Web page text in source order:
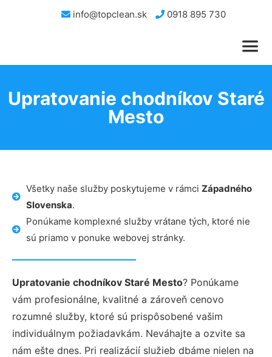
info@topclean.sk 0918 895 730
Upratovanie chodníkov Staré
Mesto
Všetky naše služby poskytujeme v rámci Západného
Slovenska.
Ponúkame komplexné služby vrátane tých, ktoré nie
sú priamo v ponuke webovej stránky.
Upratovanie chodníkov Staré Mesto? Ponúkame
vám profesionálne, kvalitné a zároveň cenovo
rozumné služby, ktoré sú prispôsobené vašim
individuálnym požiadavkám. Neváhajte a ozvite sa
nám ešte dnes. Pri realizácií služieb dbáme nielen na